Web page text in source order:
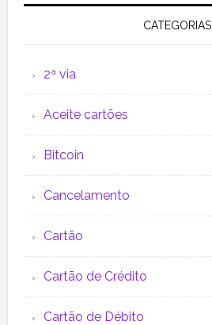
CATEGORIAS
2ª via
Aceite cartões
Bitcoin
Cancelamento
Cartão
Cartão de Crédito
Cartão de Débito